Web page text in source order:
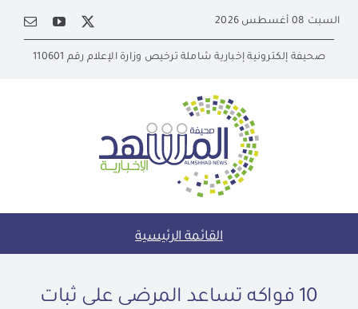
content
السبت 08 أغسطس 2026
صحيفة إلكترونية إخبارية شاملة ترخيص وزارة الإعلام رقم 110601
القائمة الرئيسية
10 فواكه تساعد المرضى على ثبات